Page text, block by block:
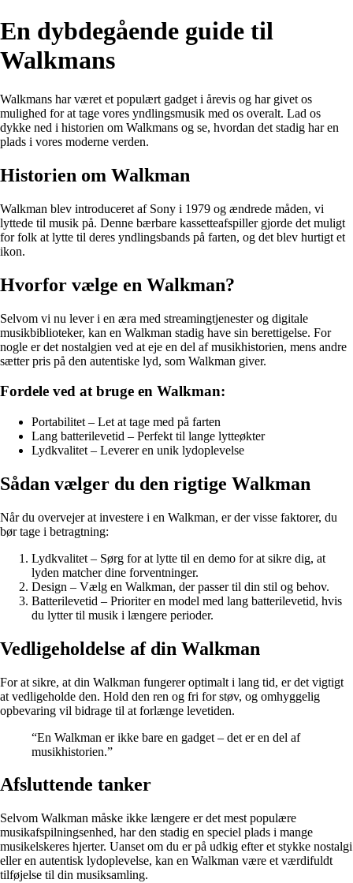
En dybdegående guide til
Walkmans
Walkmans har været et populært gadget i årevis og har givet os
mulighed for at tage vores yndlingsmusik med os overalt. Lad os
dykke ned i historien om Walkmans og se, hvordan det stadig har en
plads i vores moderne verden.
Historien om Walkman
Walkman blev introduceret af Sony i 1979 og ændrede måden, vi
lyttede til musik på. Denne bærbare kassetteafspiller gjorde det muligt
for folk at lytte til deres yndlingsbands på farten, og det blev hurtigt et
ikon.
Hvorfor vælge en Walkman?
Selvom vi nu lever i en æra med streamingtjenester og digitale
musikbiblioteker, kan en Walkman stadig have sin berettigelse. For
nogle er det nostalgien ved at eje en del af musikhistorien, mens andre
sætter pris på den autentiske lyd, som Walkman giver.
Fordele ved at bruge en Walkman:
Portabilitet – Let at tage med på farten
Lang batterilevetid – Perfekt til lange lytteøkter
Lydkvalitet – Leverer en unik lydoplevelse
Sådan vælger du den rigtige Walkman
Når du overvejer at investere i en Walkman, er der visse faktorer, du
bør tage i betragtning:
Lydkvalitet – Sørg for at lytte til en demo for at sikre dig, at
lyden matcher dine forventninger.
Design – Vælg en Walkman, der passer til din stil og behov.
Batterilevetid – Prioriter en model med lang batterilevetid, hvis
du lytter til musik i længere perioder.
Vedligeholdelse af din Walkman
For at sikre, at din Walkman fungerer optimalt i lang tid, er det vigtigt
at vedligeholde den. Hold den ren og fri for støv, og omhyggelig
opbevaring vil bidrage til at forlænge levetiden.
“En Walkman er ikke bare en gadget – det er en del af
musikhistorien.”
Afsluttende tanker
Selvom Walkman måske ikke længere er det mest populære
musikafspilningsenhed, har den stadig en speciel plads i mange
musikelskeres hjerter. Uanset om du er på udkig efter et stykke nostalgi
eller en autentisk lydoplevelse, kan en Walkman være et værdifuldt
tilføjelse til din musiksamling.